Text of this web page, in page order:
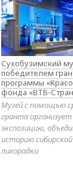
Сухобузимский
победителем
программы
фонда «ВТБ-
Музей с помощью
гранта организует
экспозицию,
историю
лихорадки